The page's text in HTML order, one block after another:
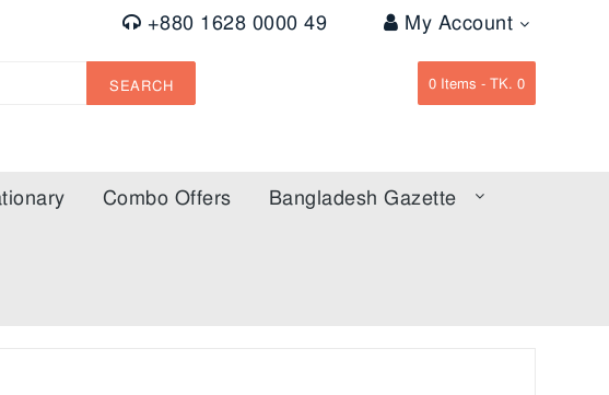
+880 1628 0000 49 My Account
SEARCH 0Items -TK. 0
Combo Offers
Bangladesh Gazette